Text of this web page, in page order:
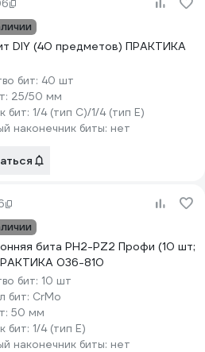
DIY (40 предметов) ПРАКТИКА
бит: 40 шт
25/50 мм
бит: 1/4 (тип С)/1/4 (тип Е)
наконечник биты: нет
бита PH2-PZ2 Профи (10 шт;
036-810
бит: 10 шт
бит: CrMo
50 мм
бит: 1/4 (тип Е)
наконечник биты: нет